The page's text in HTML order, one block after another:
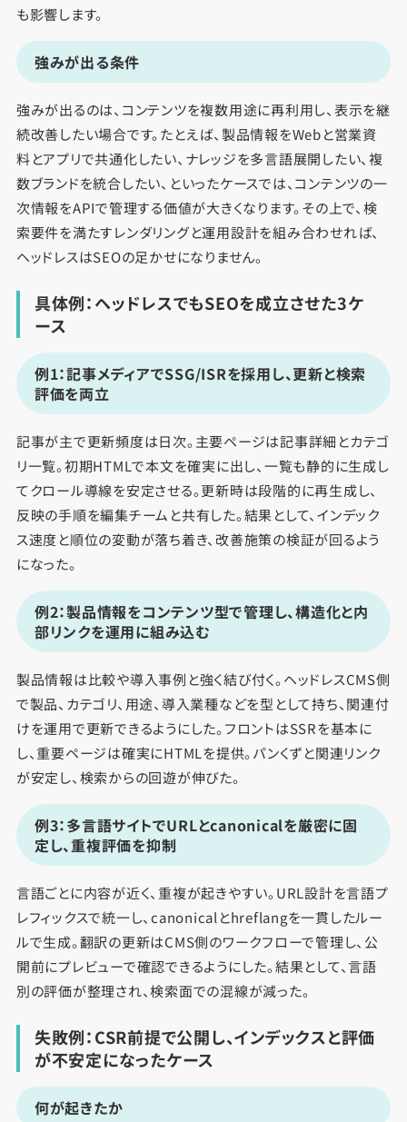
も影響します。
強みが出る条件
強みが出るのは、コンテンツを複数用途に再利用し、表示を継
続改善したい場合です。たとえば、製品情報をWebと営業資
料とアプリで共通化したい、ナレッジを多言語展開したい、複
数ブランドを統合したい、といったケースでは、コンテンツの一
次情報をAPIで管理する価値が大きくなります。その上で、検
索要件を満たすレンダリングと運用設計を組み合わせれば、
ヘッドレスはSEOの足かせになりません。
具体例：ヘッドレスでもSEOを成立させた3ケ
ース
例1：記事メディアでSSG/ISRを採用し、更新と検索
評価を両立
記事が主で更新頻度は日次。主要ページは記事詳細とカテゴ
リ一覧。初期HTMLで本文を確実に出し、一覧も静的に生成し
てクロール導線を安定させる。更新時は段階的に再生成し、
反映の手順を編集チームと共有した。結果として、インデック
ス速度と順位の変動が落ち着き、改善施策の検証が回るよう
になった。
例2：製品情報をコンテンツ型で管理し、構造化と内
部リンクを運用に組み込む
製品情報は比較や導入事例と強く結び付く。ヘッドレスCMS側
で製品、カテゴリ、用途、導入業種などを型として持ち、関連付
けを運用で更新できるようにした。フロントはSSRを基本に
し、重要ページは確実にHTMLを提供。パンくずと関連リンク
が安定し、検索からの回遊が伸びた。
例3：多言語サイトでURLとcanonicalを厳密に固
定し、重複評価を抑制
言語ごとに内容が近く、重複が起きやすい。URL設計を言語プ
レフィックスで統一し、canonicalとhreflangを一貫したルー
ルで生成。翻訳の更新はCMS側のワークフローで管理し、公
開前にプレビューで確認できるようにした。結果として、言語
別の評価が整理され、検索面での混線が減った。
失敗例：CSR前提で公開し、インデックスと評価
が不安定になったケース
何が起きたか